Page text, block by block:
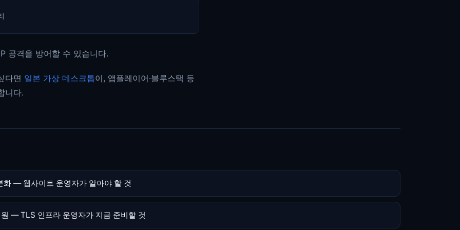
공격을 방어할 수 있습니다.
다면 일본 가상 데스크톱이, 앱플레이어·블루스택 등
니다.
— 웹사이트 운영자가 알아야 할 것
— TLS 인프라 운영자가 지금 준비할 것